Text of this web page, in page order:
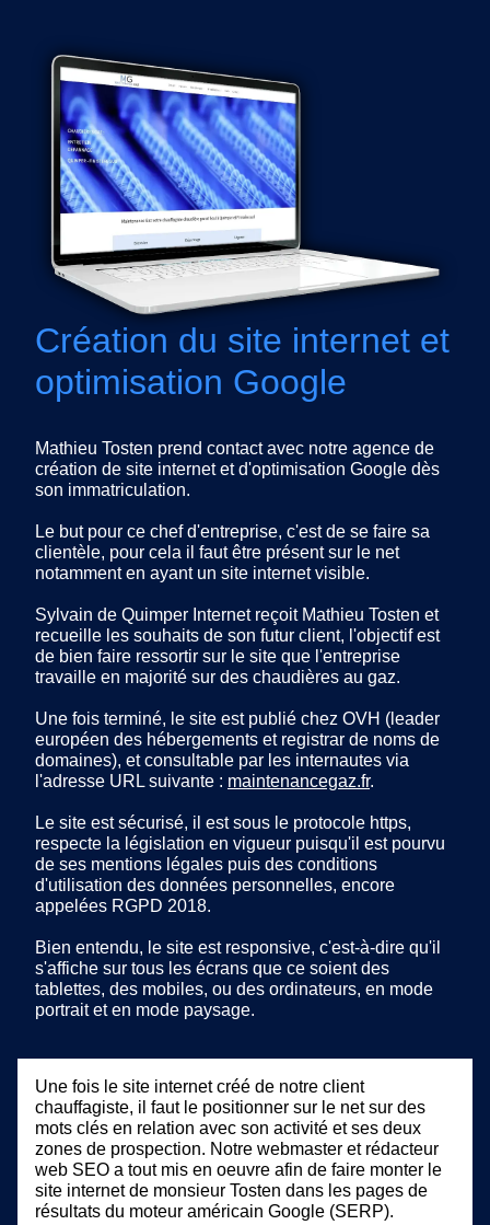
Création du site internet et
optimisation Google
Mathieu Tosten prend contact avec notre agence de
création de site internet et d'optimisation Google dès
son immatriculation.
Le but pour ce chef d'entreprise, c'est de se faire sa
clientèle, pour cela il faut être présent sur le net
notamment en ayant un site internet visible.
Sylvain de Quimper Internet reçoit Mathieu Tosten et
recueille les souhaits de son futur client, l'objectif est
de bien faire ressortir sur le site que l'entreprise
travaille en majorité sur des chaudières au gaz.
Une fois terminé, le site est publié chez OVH (leader
européen des hébergements et registrar de noms de
domaines), et consultable par les internautes via
l'adresse URL suivante : maintenancegaz.fr.
Le site est sécurisé, il est sous le protocole https,
respecte la législation en vigueur puisqu'il est pourvu
de ses mentions légales puis des conditions
d'utilisation des données personnelles, encore
appelées RGPD 2018.
Bien entendu, le site est responsive, c'est-à-dire qu'il
s'affiche sur tous les écrans que ce soient des
tablettes, des mobiles, ou des ordinateurs, en mode
portrait et en mode paysage.
Une fois le site internet créé de notre client
chauffagiste, il faut le positionner sur le net sur des
mots clés en relation avec son activité et ses deux
zones de prospection. Notre webmaster et rédacteur
web SEO a tout mis en oeuvre afin de faire monter le
site internet de monsieur Tosten dans les pages de
résultats du moteur américain Google (SERP).